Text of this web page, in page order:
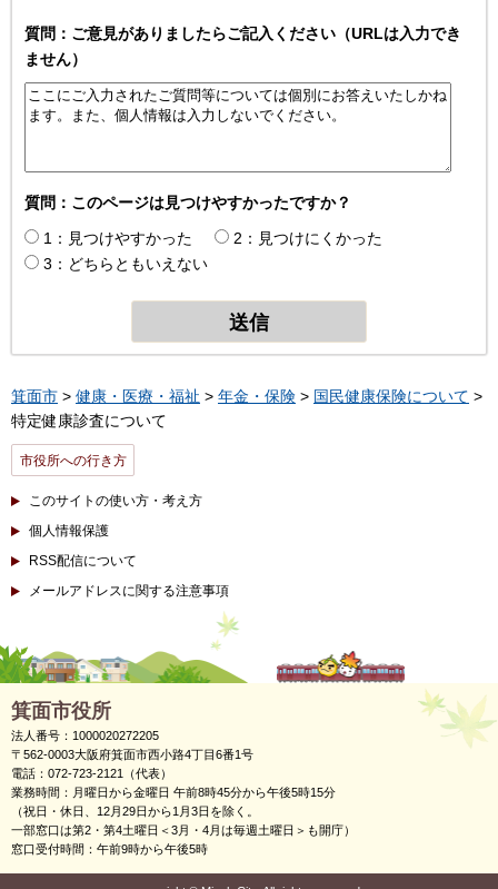
質問：ご意見がありましたらご記入ください（URLは入力でき
ません）
質問：このページは見つけやすかったですか？
1：見つけやすかった
2：見つけにくかった
3：どちらともいえない
箕面市 > 健康・医療・福祉 > 年金・保険 > 国民健康保険について >
特定健康診査について
市役所への行き方
このサイトの使い方・考え方
個人情報保護
RSS配信について
メールアドレスに関する注意事項
箕面市役所
法人番号：1000020272205
〒562-0003大阪府箕面市西小路4丁目6番1号
電話：072-723-2121（代表）
業務時間：月曜日から金曜日 午前8時45分から午後5時15分
（祝日・休日、12月29日から1月3日を除く。
一部窓口は第2・第4土曜日＜3月・4月は毎週土曜日＞も開庁）
窓口受付時間：午前9時から午後5時